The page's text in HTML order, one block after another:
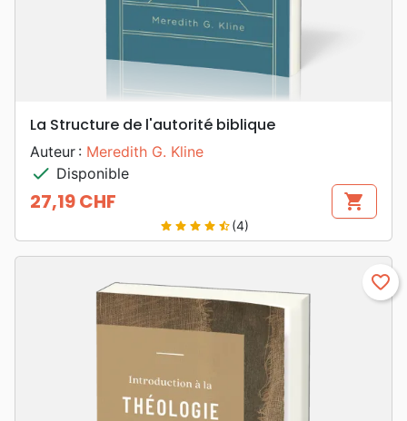
La Structure de l'autorité biblique
Auteur : Meredith G. Kline
check Disponible
Prix
27,19 CHF shopping_cart
star star star star star_half(4)
favorite_border